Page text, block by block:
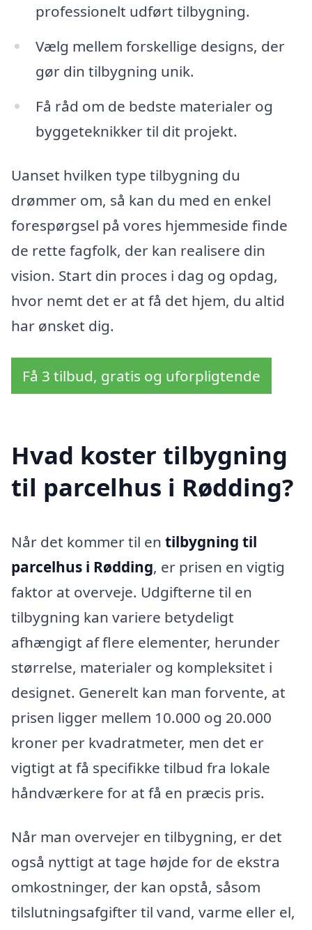
professionelt udført tilbygning.
Vælg mellem forskellige designs, der
gør din tilbygning unik.
Få råd om de bedste materialer og
byggeteknikker til dit projekt.
Uanset hvilken type tilbygning du
drømmer om, så kan du med en enkel
forespørgsel på vores hjemmeside finde
de rette fagfolk, der kan realisere din
vision. Start din proces i dag og opdag,
hvor nemt det er at få det hjem, du altid
har ønsket dig.
Få 3 tilbud, gratis og uforpligtende
Hvad koster tilbygning
til parcelhus i Rødding?
Når det kommer til en tilbygning til
parcelhus i Rødding, er prisen en vigtig
faktor at overveje. Udgifterne til en
tilbygning kan variere betydeligt
afhængigt af flere elementer, herunder
størrelse, materialer og kompleksitet i
designet. Generelt kan man forvente, at
prisen ligger mellem 10.000 og 20.000
kroner per kvadratmeter, men det er
vigtigt at få specifikke tilbud fra lokale
håndværkere for at få en præcis pris.
Når man overvejer en tilbygning, er det
også nyttigt at tage højde for de ekstra
omkostninger, der kan opstå, såsom
tilslutningsafgifter til vand, varme eller el,